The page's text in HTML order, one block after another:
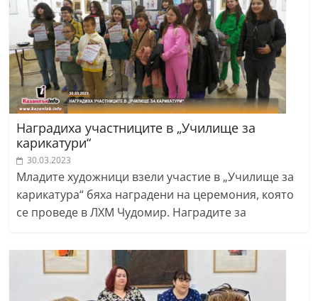
Наградиха участниците в „Училище за
карикатури“
30.03.2023
Младите художници взели участие в „Училище за
карикатура“ бяха наградени на церемония, която
се проведе в ЛХМ Чудомир. Наградите за